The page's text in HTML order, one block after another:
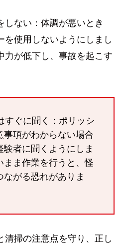
しない：体調が悪いとき
を使用しないようにしまし
力が低下し、事故を起こす
すぐに聞く：ポリッシ
事項がわからない場合
者に聞くようにしま
まま作業を行うと、怪
がる恐れがありま
清掃の注意点を守り、正し